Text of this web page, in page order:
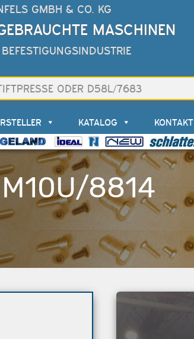
GMBH & CO. KG
MASCHINEN
KATALOG KONTAKT
8814